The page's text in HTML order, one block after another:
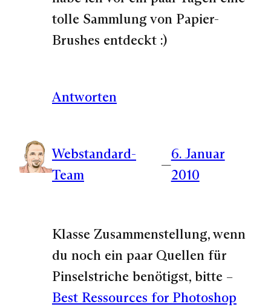
tolle Sammlung von Papier-
Brushes entdeckt :)
Antworten
Webstandard-
Team
—
6. Januar
2010
Klasse Zusammenstellung, wenn
du noch ein paar Quellen für
Pinselstriche benötigst, bitte –
Best Ressources for Photoshop